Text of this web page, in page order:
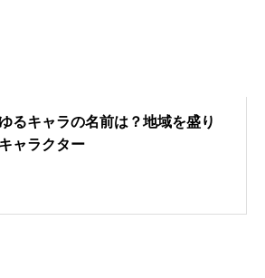
るキャラの名前は？地域を盛り
ャラクター